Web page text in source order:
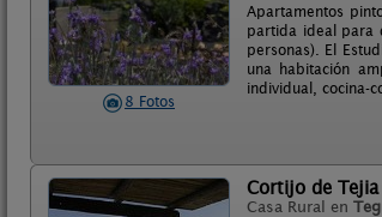
8 Fotos
Apartamentos
partida ideal para
personas). El
una habitación
individual, cocina-
Cortijo de Tejia
Casa Rural en